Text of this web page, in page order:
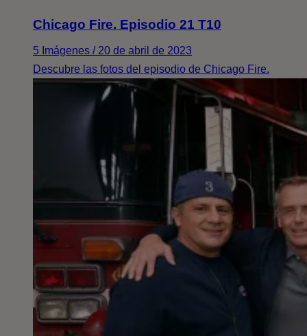
Chicago Fire. Episodio 21 T10
5 Imágenes / 20 de abril de 2023
Descubre las fotos del episodio de Chicago Fire.